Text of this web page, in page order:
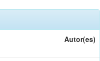
Autor(es)